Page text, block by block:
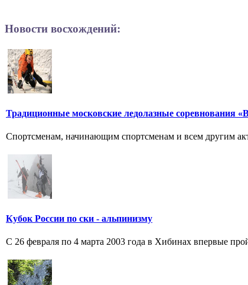
Новости восхождений:
Традиционные московские ледолазные соревнования
Спортсменам, начинающим спортсменам и всем другим
Кубок России по ски - альпинизму
С 26 февраля по 4 марта 2003 года в Хибинах впервые